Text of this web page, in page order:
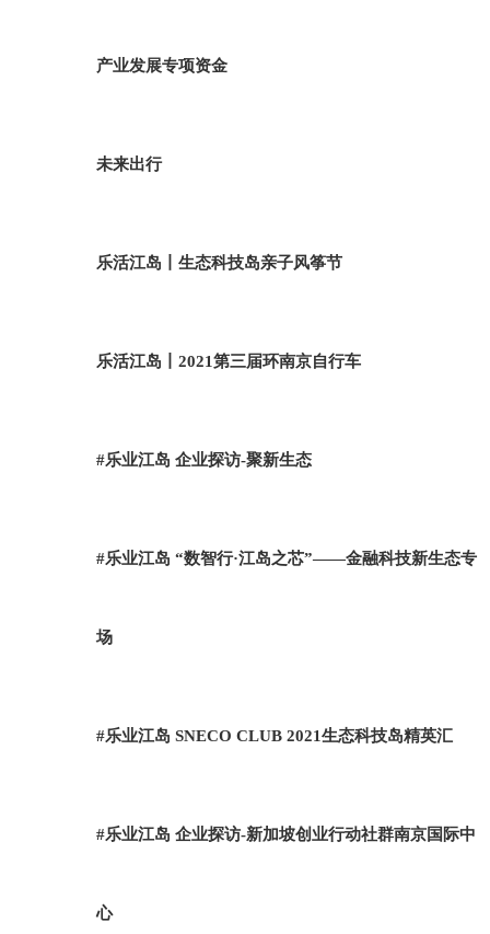
产业发展专项资金
未来出行
乐活江岛丨生态科技岛亲子风筝节
乐活江岛丨2021第三届环南京自行车
#乐业江岛 企业探访-聚新生态
#乐业江岛 “数智行·江岛之芯”——金融科技新生态专
场
#乐业江岛 SNECO CLUB 2021生态科技岛精英汇
#乐业江岛 企业探访-新加坡创业行动社群南京国际中
心